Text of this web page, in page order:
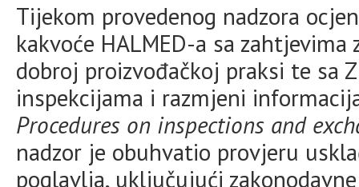
Tijekom provedenog nadzora
kakvoće HALMED-a sa
dobroj proizvođačkoj praksi te sa
inspekcijama i razmjeni
Procedures on inspections and
nadzor je obuhvatio provjeru
poglavlja, uključujući